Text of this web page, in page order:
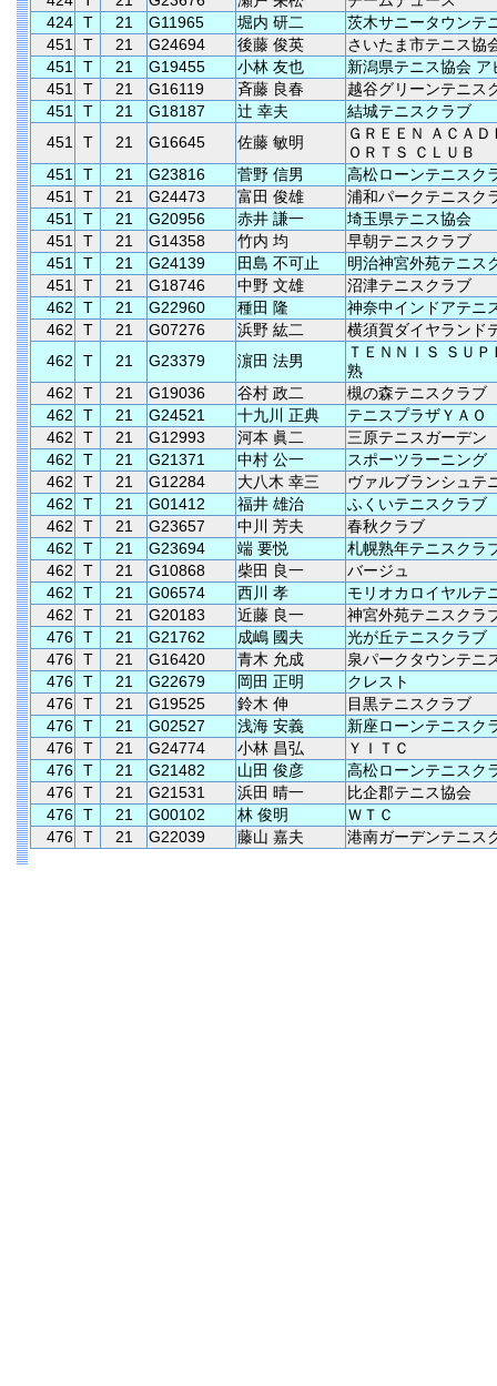
424 T 21 G11965 堀内 研二
茨木サニータウンテ
451
T 21 G24694 後藤 俊英
さいたま市テニス協
451
T 21 G19455 小林 友也
新潟県テニス協会 ア
451
T 21 G16119 斉藤 良春
越谷グリーンテニス
451
T 21 G18187 辻 幸夫
結城テニスクラブ
451
T 21 G16645 佐藤 敏明
ＧＲＥＥＮ ＡＣＡ
ＯＲＴＳ ＣＬＵＢ
451
T 21 G23816 菅野 信男
高松ローンテニスク
451
T 21 G24473 富田 俊雄
浦和パークテニスク
451
T 21 G20956 赤井 謙一
埼玉県テニス協会
451
T 21 G14358 竹内 均
早朝テニスクラブ
451
T 21 G24139 田島 不可止
明治神宮外苑テニス
451
T 21 G18746 中野 文雄
沼津テニスクラブ
462
T 21 G22960 種田 隆
神奈中インドアテニ
462
T 21 G07276 浜野 紘二
横須賀ダイヤランド
462
T 21 G23379 濵田 法男
ＴＥＮＮＩＳ ＳＵＰ
熟
462
T 21 G19036 谷村 政二
槻の森テニスクラブ
462
T 21 G24521 十九川 正典
テニスプラザＹＡＯ
462
T 21 G12993 河本 眞二
三原テニスガーデン
462
T 21 G21371 中村 公一
スポーツラーニング
462
T 21 G12284 大八木 幸三
ヴァルブランシュテ
462
T 21 G01412 福井 雄治
ふくいテニスクラブ
462
T 21 G23657 中川 芳夫
春秋クラブ
462
T 21 G23694 端 要悦
札幌熟年テニスクラ
462
T 21 G10868 柴田 良一
バージュ
462
T 21 G06574 西川 孝
モリオカロイヤルテ
462
T 21 G20183 近藤 良一
神宮外苑テニスクラ
476 T 21 G21762 成嶋 國夫
光が丘テニスクラブ
476 T 21 G16420 青木 允成
泉パークタウンテニ
476 T 21 G22679 岡田 正明
クレスト
476 T 21 G19525 鈴木 伸
目黒テニスクラブ
476 T 21 G02527 浅海 安義
新座ローンテニスク
476 T 21 G24774 小林 昌弘
ＹＩＴＣ
476 T 21 G21482 山田 俊彦
高松ローンテニスク
476 T 21 G21531 浜田 晴一
比企郡テニス協会
476 T 21 G00102 林 俊明
ＷＴＣ
476 T 21 G22039 藤山 嘉夫 港南ガーデンテニス